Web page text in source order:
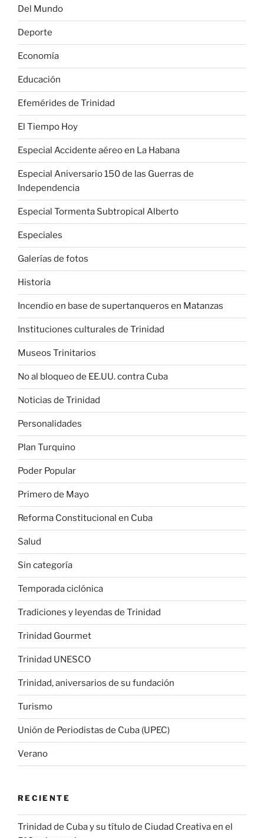
Del Mundo
Deporte
Economía
Educación
Efemérides de Trinidad
El Tiempo Hoy
Especial Accidente aéreo en La Habana
Especial Aniversario 150 de las Guerras de
Independencia
Especial Tormenta Subtropical Alberto
Especiales
Galerías de fotos
Historia
Incendio en base de supertanqueros en Matanzas
Instituciones culturales de Trinidad
Museos Trinitarios
No al bloqueo de EE.UU. contra Cuba
Noticias de Trinidad
Personalidades
Plan Turquino
Poder Popular
Primero de Mayo
Reforma Constitucional en Cuba
Salud
Sin categoría
Temporada ciclónica
Tradiciones y leyendas de Trinidad
Trinidad Gourmet
Trinidad UNESCO
Trinidad, aniversarios de su fundación
Turismo
Unión de Periodistas de Cuba (UPEC)
Verano
RECIENTE
Trinidad de Cuba y su título de Ciudad Creativa en el